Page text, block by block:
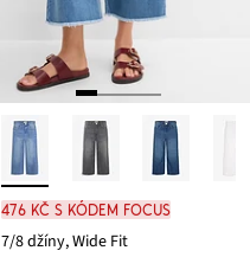
476 Kč s kódem FOCUS
7/8 džíny, Wide Fit